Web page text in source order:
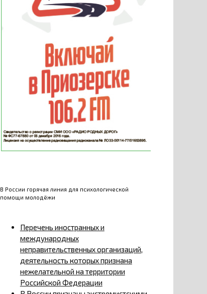
В России горячая линия для психологической
помощи молодёжи
Перечень иностранных и
международных
неправительственных организаций,
деятельность которых признана
нежелательной на территории
Российской Федерации